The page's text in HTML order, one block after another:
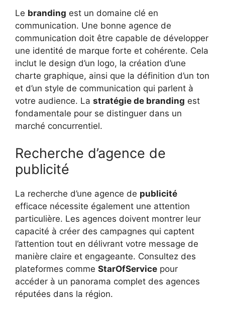
Le branding est un domaine clé en
communication. Une bonne agence de
communication doit être capable de développer
une identité de marque forte et cohérente. Cela
inclut le design d’un logo, la création d’une
charte graphique, ainsi que la définition d’un ton
et d’un style de communication qui parlent à
votre audience. La stratégie de branding est
fondamentale pour se distinguer dans un
marché concurrentiel.
Recherche d’agence de
publicité
La recherche d’une agence de publicité
efficace nécessite également une attention
particulière. Les agences doivent montrer leur
capacité à créer des campagnes qui captent
l’attention tout en délivrant votre message de
manière claire et engageante. Consultez des
plateformes comme StarOfService pour
accéder à un panorama complet des agences
réputées dans la région.